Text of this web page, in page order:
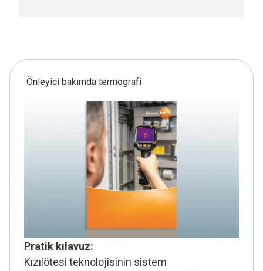
Önleyici bakımda termografi
Pratik kılavuz:
Kızılötesi teknolojisinin sistem